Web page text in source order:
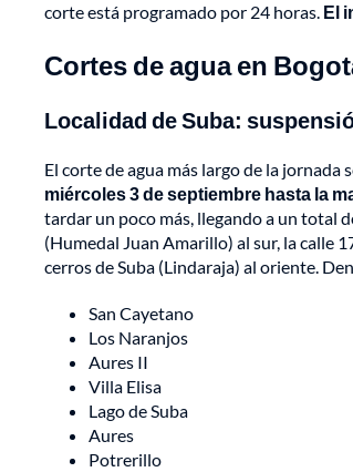
corte está programado por 24 horas. El
Cortes de agua en
Localidad de Suba:
El corte de agua más largo de la jornada
miércoles 3 de septiembre hasta la
tardar un poco más, llegando a un total
(Humedal Juan Amarillo) al sur, la calle
cerros de Suba (Lindaraja) al oriente.
San Cayetano
Los Naranjos
Aures II
Villa Elisa
Lago de Suba
Aures
Potrerillo